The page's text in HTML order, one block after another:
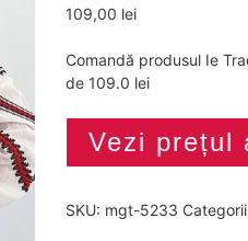
109,00 lei
Comandă produsul Ie
de 109.0 lei
Vezi prețul
SKU: mgt-5233